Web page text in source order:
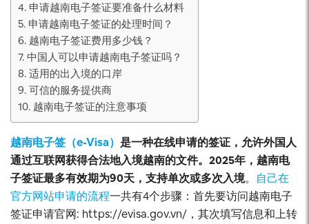
4. 申请越南电子签证要准备什么材料
5. 申请越南电子签证的处理时间？
6. 越南电子签证费用多少钱？
7. 中国人可以申请越南电子签证吗？
8. 适用的出入境的口岸
9. 可信的服务提供商
10. 越南电子签证的注意事项
越南电子签（e-Visa） 是一种在线申请的签证，允许外国人
通过互联网获得合法地入境越南的文件。2025年，越南电
子签证最多有效期为90天，支持单次或多次入境。 自己在
官方网站申请的流程一共有4个步骤：首先要访问越南电子
签证申请官网: https://evisa.gov.vn/，其次填写信息和上转